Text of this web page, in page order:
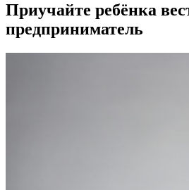
Приучайте ребёнка
предприниматель